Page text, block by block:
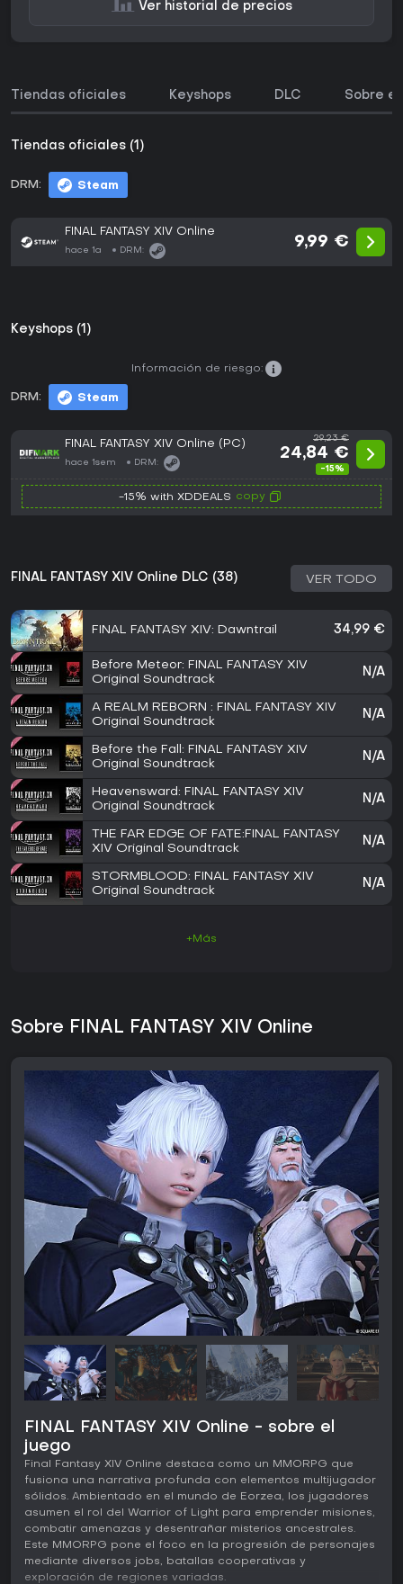
Ver historial de precios
Tiendas oficiales Keyshops DLC Sobre
Tiendas oficiales (1)
DRM: Steam
FINAL FANTASY XIV Online
hace 1a DRM:
9,99 €
Keyshops (1)
DRM: Steam
Información de riesgo:
FINAL FANTASY XIV Online (PC)
hace 1sem DRM:
29,23 €
24,84 €
-15%
-15% with XDDEALS copy
FINAL FANTASY XIV Online DLC (38) VER TODO
FINAL FANTASY XIV: Dawntrail 34,99 €
Before Meteor: FINAL FANTASY XIV
Original Soundtrack
N/A
A REALM REBORN : FINAL FANTASY XIV
Original Soundtrack
N/A
Before the Fall: FINAL FANTASY XIV
Original Soundtrack
N/A
Heavensward: FINAL FANTASY XIV
Original Soundtrack
N/A
THE FAR EDGE OF FATE:FINAL FANTASY
XIV Original Soundtrack
N/A
STORMBLOOD: FINAL FANTASY XIV
Original Soundtrack
N/A
+Más
Sobre FINAL FANTASY XIV Online
FINAL FANTASY XIV Online - sobre el
juego
Final Fantasy XIV Online destaca como un MMORPG que
fusiona una narrativa profunda con elementos multijugador
sólidos. Ambientado en el mundo de Eorzea, los jugadores
asumen el rol del Warrior of Light para emprender misiones,
combatir amenazas y desentrañar misterios ancestrales.
Este MMORPG pone el foco en la progresión de personajes
mediante diversos jobs, batallas cooperativas y
exploración de regiones variadas.